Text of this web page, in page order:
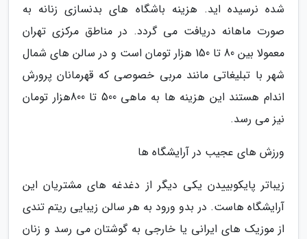
شده نرسیده اید. هزینه باشگاه های بدنسازی زنانه به
صورت ماهانه دریافت می گردد. در مناطق مرکزی تهران
معمولا بین 80 تا 150 هزار تومان است و در سالن های شمال
شهر با تبلیغاتی مانند مربی خصوصی که قهرمانان پرورش
اندام هستند این هزینه ها به ماهی 500 تا 800هزار تومان
نیز می رسد.
ورزش های عجیب در آرایشگاه ها
زیباتر پایکوبییدن یکی دیگر از دغدغه های مشتریان این
آرایشگاه هاست. در بدو ورود به هر سالن زیبایی ریتم تندی
از موزیک های ایرانی یا خارجی به گوشتان می رسد و زنان